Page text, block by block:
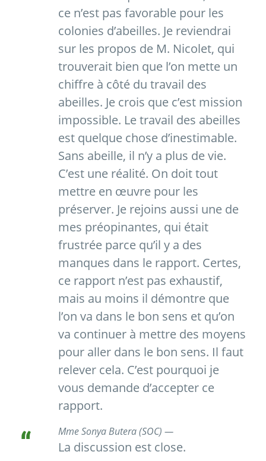
ce n’est pas favorable pour les
colonies d’abeilles. Je reviendrai
sur les propos de M. Nicolet, qui
trouverait bien que l’on mette un
chiffre à côté du travail des
abeilles. Je crois que c’est mission
impossible. Le travail des abeilles
est quelque chose d’inestimable.
Sans abeille, il n’y a plus de vie.
C’est une réalité. On doit tout
mettre en œuvre pour les
préserver. Je rejoins aussi une de
mes préopinantes, qui était
frustrée parce qu’il y a des
manques dans le rapport. Certes,
ce rapport n’est pas exhaustif,
mais au moins il démontre que
l’on va dans le bon sens et qu’on
va continuer à mettre des moyens
pour aller dans le bon sens. Il faut
relever cela. C’est pourquoi je
vous demande d’accepter ce
rapport.
Mme Sonya Butera (SOC) —
La discussion est close.